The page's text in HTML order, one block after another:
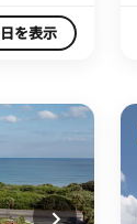
を表示